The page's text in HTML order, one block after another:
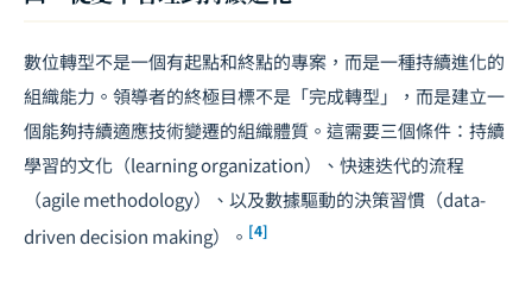
數位轉型不是一個有起點和終點的專案，而是一種持續進化的
組織能力。領導者的終極目標不是「完成轉型」，而是建立一
個能夠持續適應技術變遷的組織體質。這需要三個條件：持續
學習的文化（learning organization）、快速迭代的流程
（agile methodology）、以及數據驅動的決策習慣（data-
driven decision making）。 [4]